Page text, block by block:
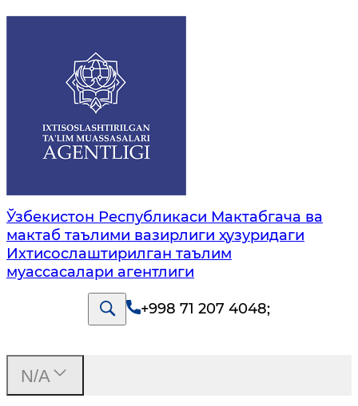
Ўзбекистон Республикаси Мактабгача ва
мактаб таълими вазирлиги ҳузуридаги
Ихтисослаштирилган таълим
муассасалари агентлиги
+998 71 207 4048;
N/A